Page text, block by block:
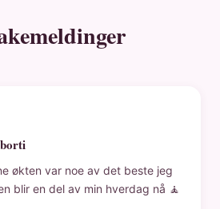
økten var noe av det beste jeg
blir en del av min hverdag nå 🧘